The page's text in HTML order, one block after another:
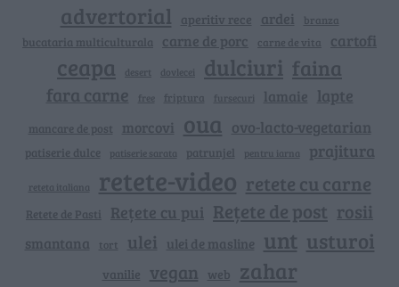
advertorial aperitiv rece ardei branza
bucataria multiculturala carne de porc carne de vita cartofi
ceapa desert dovlecei dulciuri faina
fara carne free friptura fursecuri lamaie lapte
mancare de post morcovi oua ovo-lacto-vegetarian
patiserie dulce patiserie sarata patrunjel pentru iarna prajitura
reteta italiana retete-video retete cu carne
Retete de Pasti Rețete cu pui Rețete de post rosii
smantana tort ulei ulei de masline unt usturoi
vanilie vegan web zahar